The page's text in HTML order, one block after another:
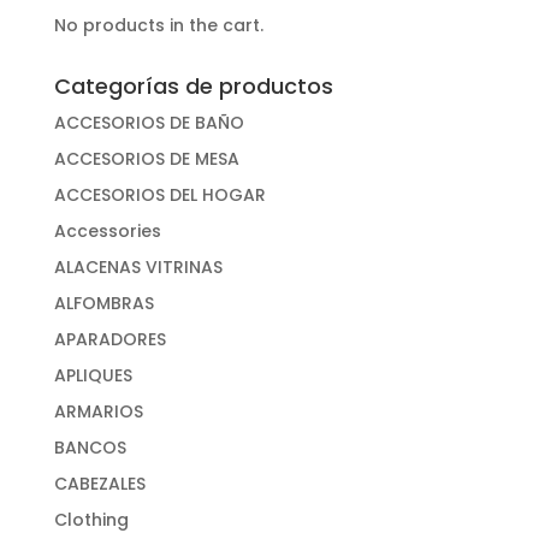
No products in the cart.
Categorías de productos
ACCESORIOS DE BAÑO
ACCESORIOS DE MESA
ACCESORIOS DEL HOGAR
Accessories
ALACENAS VITRINAS
ALFOMBRAS
APARADORES
APLIQUES
ARMARIOS
BANCOS
CABEZALES
Clothing